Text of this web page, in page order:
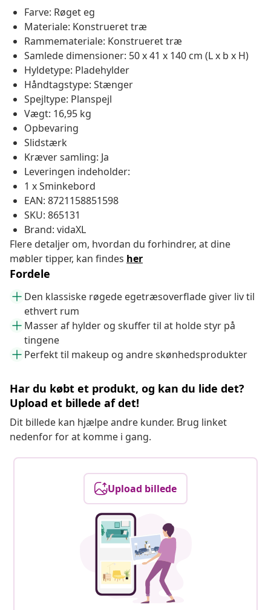
Farve: Røget eg
Materiale: Konstrueret træ
Rammemateriale: Konstrueret træ
Samlede dimensioner: 50 x 41 x 140 cm (L x b x H)
Hyldetype: Pladehylder
Håndtagstype: Stænger
Spejltype: Planspejl
Vægt: 16,95 kg
Opbevaring
Slidstærk
Kræver samling: Ja
Leveringen indeholder:
1 x Sminkebord
EAN: 8721158851598
SKU: 865131
Brand: vidaXL
Flere detaljer om, hvordan du forhindrer, at dine
møbler tipper, kan findes her
Fordele
Den klassiske røgede egetræsoverflade giver liv til
ethvert rum
Masser af hylder og skuffer til at holde styr på
tingene
Perfekt til makeup og andre skønhedsprodukter
Har du købt et produkt, og kan du lide det?
Upload et billede af det!
Dit billede kan hjælpe andre kunder. Brug linket
nedenfor for at komme i gang.
Upload billede